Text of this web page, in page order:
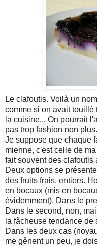
Le clafoutis. Voilà un
comme si on avait touillé
la cuisine... On pourrait
pas trop fashion non
Je suppose que chaque
mienne, c'est celle de
fait souvent des clafoutis
Deux options se
des fruits frais, entiers.
en bocaux (mis en
évidemment). Dans le
Dans le second, non,
la fâcheuse tendance
Dans les deux cas
me gênent un peu, je